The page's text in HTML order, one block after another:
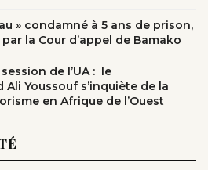
» condamné à 5 ans de prison,
la Cour d’appel de Bamako
de l’UA : le
Youssouf s’inquiète de la
en Afrique de l’Ouest